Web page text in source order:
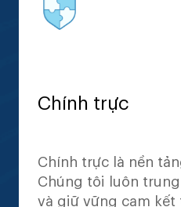
Chính trực
Chính trực là nền
Chúng tôi luôn
và giữ vững cam